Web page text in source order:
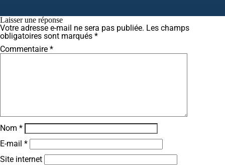
Laisser une réponse
Votre adresse e-mail ne sera pas publiée. Les champs
obligatoires sont marqués *
Commentaire *
Nom *
E-mail *
Site internet